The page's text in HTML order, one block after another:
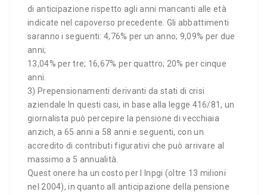
di anticipazione rispetto agli anni mancanti alle età
indicate nel capoverso precedente. Gli abbattimenti
saranno i seguenti: 4,76% per un anno; 9,09% per due
anni;
13,04% per tre; 16,67% per quattro; 20% per cinque
anni.
3) Prepensionamenti derivanti da stati di crisi
aziendale In questi casi, in base alla legge 416/81, un
giornalista può percepire la pensione di vecchiaia
anzich‚ a 65 anni a 58 anni e seguenti, con un
accredito di contributi figurativi che può arrivare al
massimo a 5 annualità.
Quest onere ha un costo per l Inpgi (oltre 13 milioni
nel 2004), in quanto all anticipazione della pensione